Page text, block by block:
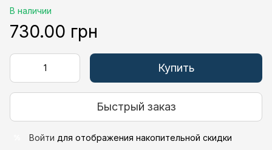
В наличии
730.00 грн
Купить
Быстрый заказ
Войти для отображения накопительной скидки